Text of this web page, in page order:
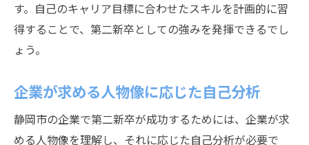
す。自己のキャリア目標に合わせたスキルを計画的に習
得することで、第二新卒としての強みを発揮できるでし
ょう。
企業が求める人物像に応じた自己分析
静岡市の企業で第二新卒が成功するためには、企業が求
める人物像を理解し、それに応じた自己分析が必要で